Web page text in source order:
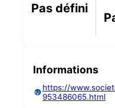
Pas défini
Informations
https://
953486065.html